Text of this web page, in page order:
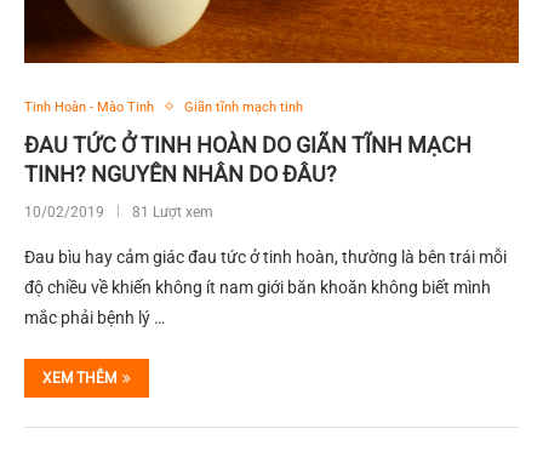
Tinh Hoàn - Mào Tinh Giãn tĩnh mạch tinh
ĐAU TỨC Ở TINH HOÀN DO GIÃN TĨNH MẠCH
TINH? NGUYÊN NHÂN DO ĐÂU?
10/02/2019 81 Lượt xem
Đau bìu hay cảm giác đau tức ở tinh hoàn, thường là bên trái mỗi
độ chiều về khiến không ít nam giới băn khoăn không biết mình
mắc phải bệnh lý …
XEM THÊM